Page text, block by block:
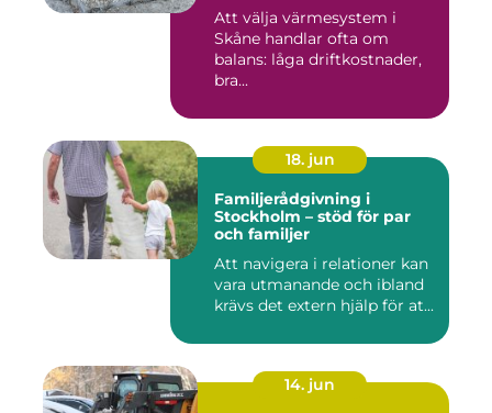
Att välja värmesystem i
Skåne handlar ofta om
balans: låga driftkostnader,
bra...
18. jun
Familjerådgivning i
Stockholm – stöd för par
och familjer
Att navigera i relationer kan
vara utmanande och ibland
krävs det extern hjälp för at...
14. jun